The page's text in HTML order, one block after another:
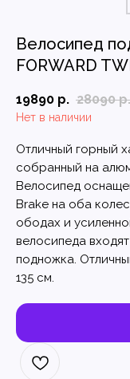
Велосипед
FORWARD
19890 р. 28090 р.
Нет в наличии
Отличный горный
собранный на
Велосипед
Brake на оба
ободах и
велосипеда
подножка.
135 см.